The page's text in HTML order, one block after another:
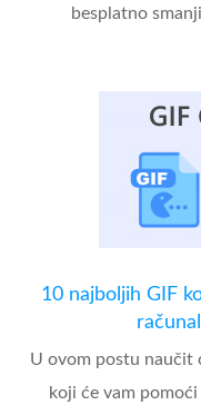
besplatno
10 najboljih GIF
U ovom postu naučit
koji će vam